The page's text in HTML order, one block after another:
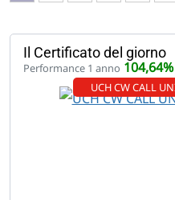
Il Certificato del giorno
Performance 1 anno 104,64%
UCH CW CALL